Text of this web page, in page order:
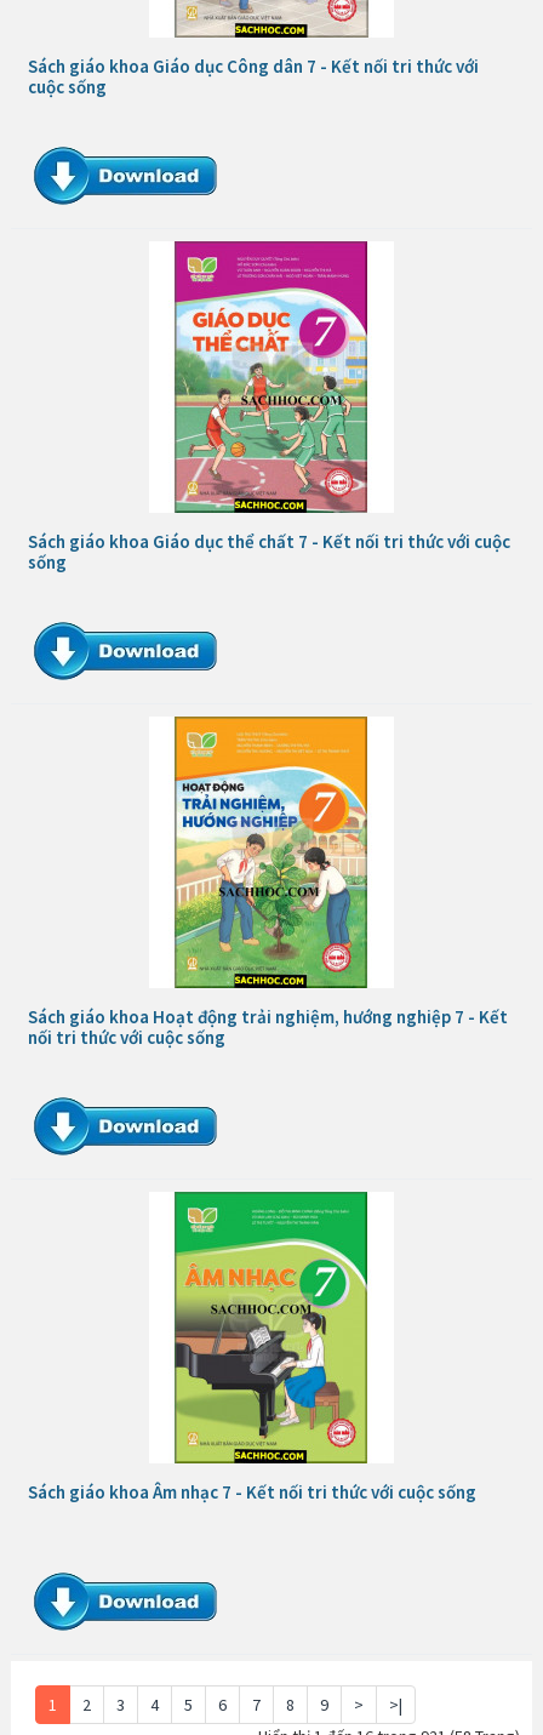
Sách giáo khoa Giáo dục Công dân 7 - Kết nối tri thức với
cuộc sống
Sách giáo khoa Giáo dục thể chất 7 - Kết nối tri thức với cuộc
sống
Sách giáo khoa Hoạt động trải nghiệm, hướng nghiệp 7 - Kết
nối tri thức với cuộc sống
Sách giáo khoa Âm nhạc 7 - Kết nối tri thức với cuộc sống
1 2 3 4 5 6 7 8 9 >
>|